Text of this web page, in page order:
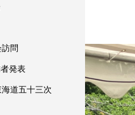
問
発表
道五十三次